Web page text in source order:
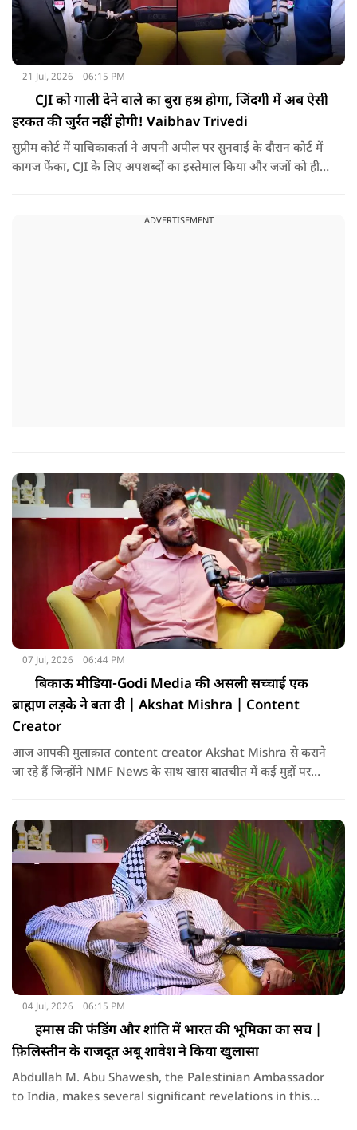
21 Jul, 2026 06:15 PM
CJI को गाली देने वाले का बुरा हश्र होगा, जिंदगी में अब ऐसी
हरकत की जुर्रत नहीं होगी! Vaibhav Trivedi
सुप्रीम कोर्ट में याचिकाकर्ता ने अपनी अपील पर सुनवाई के दौरान कोर्ट में
कागज फेंका, CJI के लिए अपशब्दों का इस्तेमाल किया और जजों को ही
ADVERTISEMENT
07 Jul, 2026 06:44 PM
बिकाऊ मीडिया-Godi Media की असली सच्चाई एक
ब्राह्मण लड़के ने बता दी | Akshat Mishra | Content
Creator
आज आपकी मुलाक़ात content creator Akshat Mishra से कराने
जा रहे हैं जिन्होंने NMF News के साथ खास बातचीत में कई मुद्दों पर
04 Jul, 2026 06:15 PM
हमास की फंडिंग और शांति में भारत की भूमिका का सच |
फ़िलिस्तीन के राजदूत अबू शावेश ने किया खुलासा
Abdullah M. Abu Shawesh, the Palestinian Ambassador
to India, makes several significant revelations in this